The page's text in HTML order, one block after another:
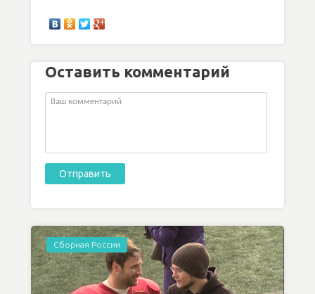
Оставить комментарий
Сборная России